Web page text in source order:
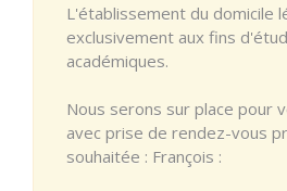
L'établissement du domicile
exclusivement aux fins
académiques.
Nous serons sur place pour
avec prise de rendez-vous
souhaitée : François :